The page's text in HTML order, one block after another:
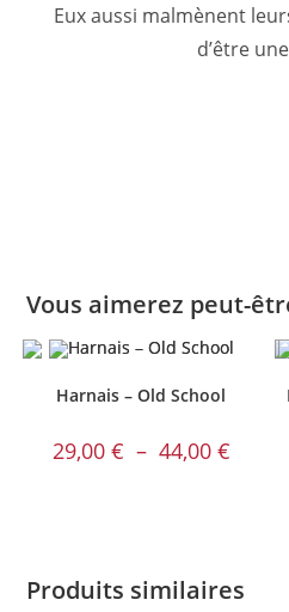
Eux aussi malmènent
d’être
Vous aimerez peut-
Harnais – Old School
29,00 € – 44,00 €Plage
de
Produits similaires